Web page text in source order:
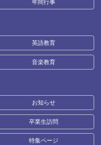
年間行事
英語教育
音楽教育
お知らせ
卒業生訪問
特集ページ